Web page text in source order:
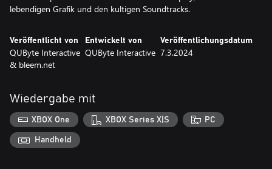
lebendigen Grafik und den kultigen Soundtracks.
Veröffentlicht von
QUByte Interactive
& bleem.net
Entwickelt von
QUByte Interactive
Veröffentlichungsdatum
7.3.2024
Wiedergabe mit
XBOX One XBOX Series X|S PC
Handheld